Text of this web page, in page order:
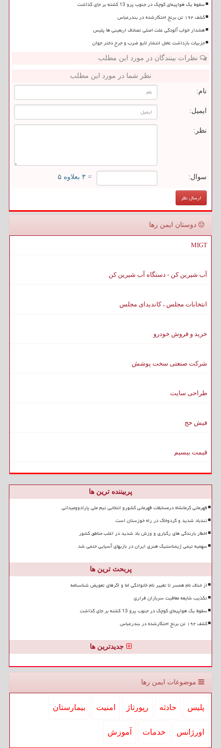
سقوط یک هواپیمای کوچک در جنوب پرو 13 کشته بر جای گذاشت
کشف ۱۹۲ تن برنج احتکارشده در بندرعباس
هشدار خواب آلودگی علت اصلی تصادف اربعینی ها پلیس
جزییات بازداشت عامل انتشار لایو ضرب و جرح دختر جوان
نظرات بینندگان در مورد این مطلب
نظر شما در مورد این مطلب
نام:
ایمیل:
نظر:
سوال: = ۳ بعلاوه ۵
دوستان ایمن رها
MIGT
آب شیرین کن - دستگاه آب شیرین کن
انتخابات مجلس ، کاندیدای مجلس
خرید و فروش خودرو
شرکت صنعتی سخت پوشش
طراحی سایت
فیش حج
قیمت بیسیم
پربیننده ترین ها
قهرمانی کرمانشاه درمسابقات قهرمانی کشورو انتخابی تیم ملی پارادوومیدانی
تندباد شدید و گردوخاک در راه خوزستان است
اخطار بارندگی های رگباری و وزش باد شدید در اغلب مناطق کشور
سهمیه تیمی ژیمناستیک هنری ایران در بازیهای آسیایی حتمی شد
پربحث ترین ها
از حذف نام همسر تا تغییر نام خانوادگی اما و اگرهای تعویض شناسنامه
تکذیب شایعه معافیت سربازان فراری
سقوط یک هواپیمای کوچک در جنوب پرو 13 کشته بر جای گذاشت
کشف ۱۹۲ تن برنج احتکارشده در بندرعباس
جدیدترین ها
موضوعات ایمن رها
پلیس حادثه رپورتاژ امنیت بیمارستان
اورژانس خدمات آموزش